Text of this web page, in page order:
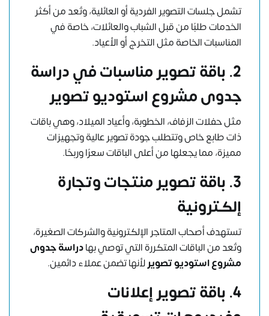
تشمل جلسات التصوير الفردية أو العائلية، وتُعد من أكثر
الخدمات طلبًا من قبل الشباب والعائلات، خاصة في
المناسبات الخاصة مثل التخرج أو الأعياد.
2. باقة تصوير مناسبات في دراسة
جدوى مشروع استوديو تصوير
مثل حفلات الزفاف، الخطوبة، وأعياد الميلاد، وهي باقات
ذات طابع خاص وتتطلب جودة تصوير عالية وتجهيزات
مميزة، مما يجعلها من أعلى الباقات سعرًا وربحًا.
3. باقة تصوير منتجات وتجارة
إلكترونية
تستهدف أصحاب المتاجر الإلكترونية والشركات الصغيرة،
وتُعد من الباقات المتكررة التي توصي بهادراسة جدوى
مشروع استوديو تصويرلأنها تضمن عملاء دائمين.
4. باقة تصوير إعلانات